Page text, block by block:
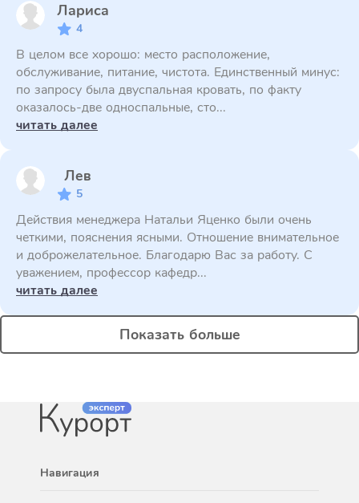
Лариса
4
В целом все хорошо: место расположение,
обслуживание, питание, чистота. Единственный минус:
по запросу была двуспальная кровать, по факту
оказалось-две односпальные, сто...
читать далее
Лев
5
Действия менеджера Натальи Яценко были очень
четкими, пояснения ясными. Отношение внимательное
и доброжелательное. Благодарю Вас за работу. С
уважением, профессор кафедр...
читать далее
Показать больше
Навигация